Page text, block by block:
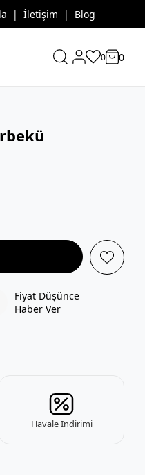
| İletişim | Blog
0 0
Fiyat Düşünce
Haber Ver
Havale İndirimi